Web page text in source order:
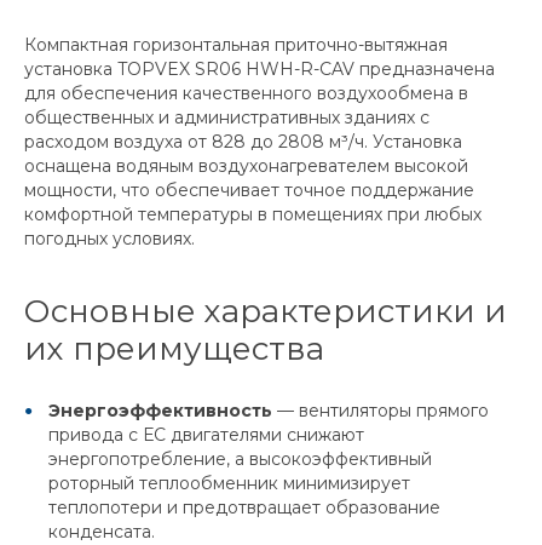
Компактная горизонтальная приточно-вытяжная
установка TOPVEX SR06 HWH-R-CAV предназначена
для обеспечения качественного воздухообмена в
общественных и административных зданиях с
расходом воздуха от 828 до 2808 м³/ч. Установка
оснащена водяным воздухонагревателем высокой
мощности, что обеспечивает точное поддержание
комфортной температуры в помещениях при любых
погодных условиях.
Основные характеристики и
их преимущества
Энергоэффективность — вентиляторы прямого
привода с ЕС двигателями снижают
энергопотребление, а высокоэффективный
роторный теплообменник минимизирует
теплопотери и предотвращает образование
конденсата.